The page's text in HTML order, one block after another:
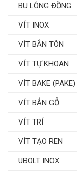
BU LÔNG ĐỒNG
VÍT INOX
VÍT BẮN TÔN
VÍT TỰ KHOAN
VÍT BAKE (PAKE)
VÍT BẮN GỖ
VÍT TRÍ
VÍT TẠO REN
UBOLT INOX